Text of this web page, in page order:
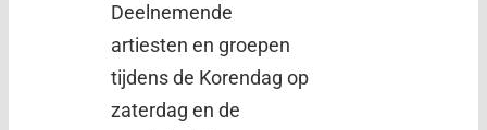
Deelnemende
artiesten en groepen
tijdens de Korendag op
zaterdag en de